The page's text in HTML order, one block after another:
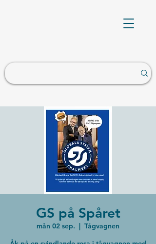
GS på Spåret
mån 02 sep.
  |
Tågvagnen